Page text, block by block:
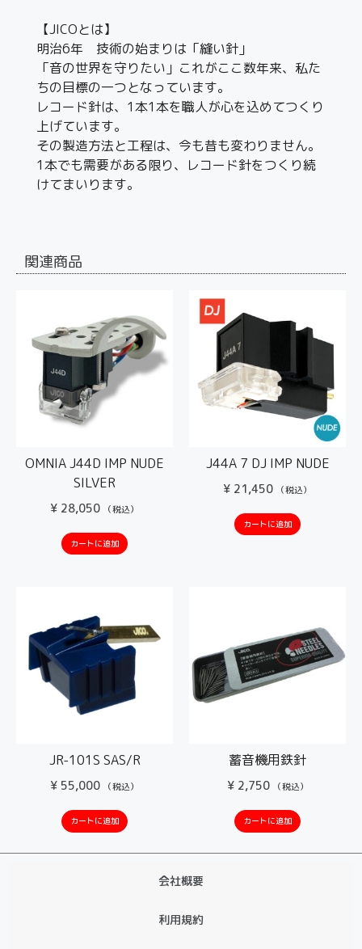
【JICOとは】
明治6年 技術の始まりは「縫い針」
「音の世界を守りたい」これがここ数年来、私た
ちの目標の一つとなっています。
レコード針は、1本1本を職人が心を込めてつくり
上げています。
その製造方法と工程は、今も昔も変わりません。
1本でも需要がある限り、レコード針をつくり続
けてまいります。
関連商品
OMNIA J44D IMP NUDE
SILVER
¥ 28,050 （税込）
カートに追加
J44A 7 DJ IMP NUDE
¥ 21,450 （税込）
カートに追加
JR-101S SAS/R
¥ 55,000 （税込）
カートに追加
蓄音機用鉄針
¥2,750 （税込）
カートに追加
会社概要
利用規約